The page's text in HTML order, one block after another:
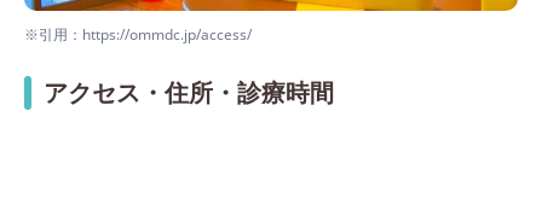
※引用：https://ommdc.jp/access/
アクセス・住所・診療時間